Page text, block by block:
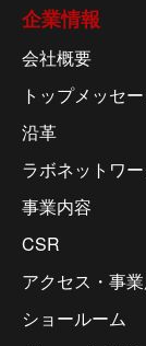
企業情報
会社概要
トップメッセ
沿革
ラボネットワ
事業内容
CSR
アクセス・事
ショールーム